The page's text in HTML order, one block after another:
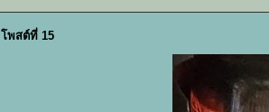
โพสต์ที่ 15